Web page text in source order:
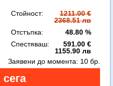
Стойност:
1211.00 €
2368.51 лв
Отстъпка:
48.80 %
Спестяваш:
591.00 €
1155.90 лв
Заявени до момента: 10 бр.